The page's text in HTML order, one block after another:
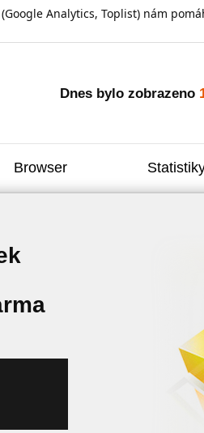
Analytics, Toplist) nám
Dnes bylo zobrazeno
Browser